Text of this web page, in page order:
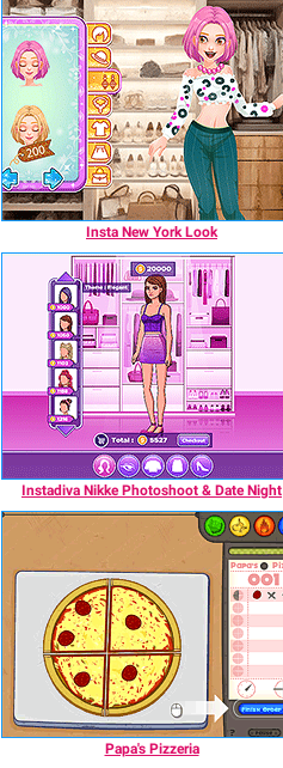
Insta New York Look
Instadiva Nikke Photoshoot & Date Night
Papa's Pizzeria